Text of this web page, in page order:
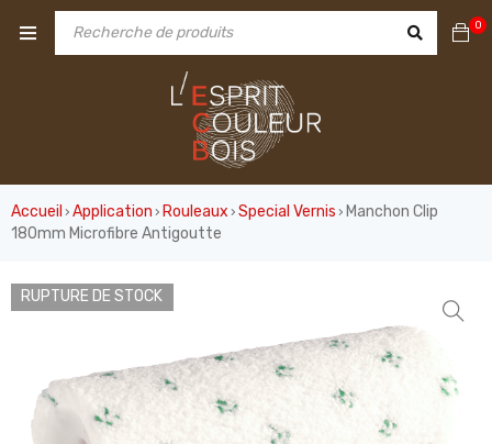
0
Accueil › Application › Rouleaux › Special Vernis › Manchon Clip
180mm Microfibre Antigoutte
RUPTURE DE STOCK